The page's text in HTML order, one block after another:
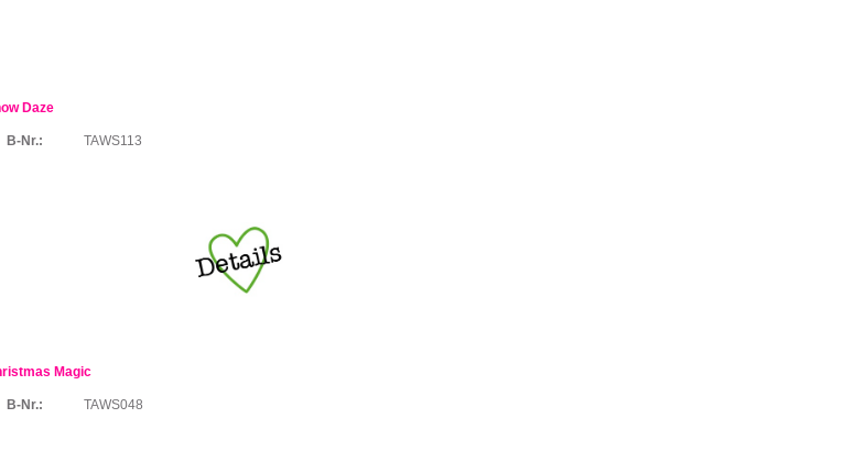
Daze
B-Nr.: TAWS113
Magic
B-Nr.: TAWS048